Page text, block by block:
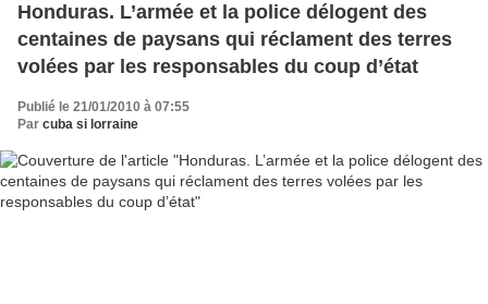
Honduras. L’armée et la police délogent des
centaines de paysans qui réclament des terres
volées par les responsables du coup d’état
Publié le 21/01/2010 à 07:55
Par cuba si lorraine